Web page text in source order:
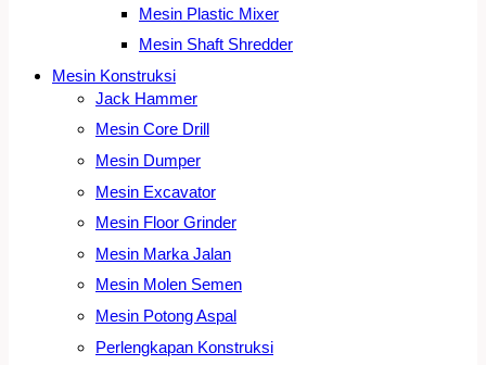
Mesin Plastic Mixer
Mesin Shaft Shredder
Mesin Konstruksi
Jack Hammer
Mesin Core Drill
Mesin Dumper
Mesin Excavator
Mesin Floor Grinder
Mesin Marka Jalan
Mesin Molen Semen
Mesin Potong Aspal
Perlengkapan Konstruksi